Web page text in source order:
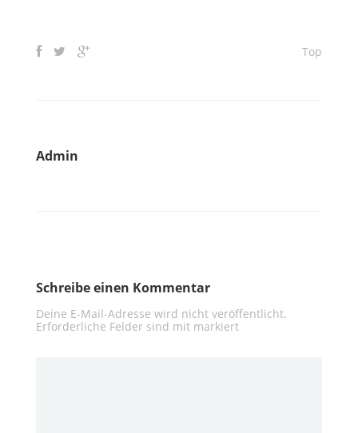
Top
Admin
Schreibe einen Kommentar
Deine E-Mail-Adresse wird nicht veröffentlicht.
Erforderliche Felder sind mit markiert